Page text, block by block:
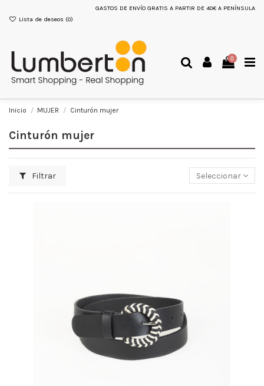
GASTOS DE ENVÍO GRATIS A PARTIR DE 40€ A PENÍNSULA
Lista de deseos (0)
0
Inicio MUJER Cinturón mujer
Cinturón mujer
Filtrar Seleccionar